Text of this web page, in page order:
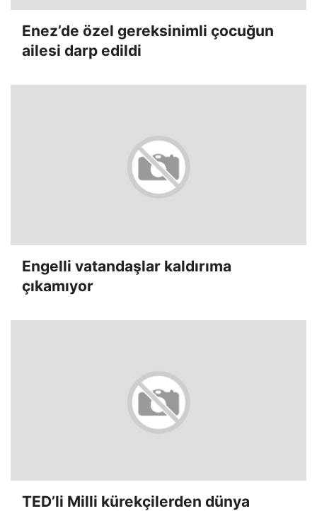
Enez’de özel gereksinimli çocuğun
ailesi darp edildi
Engelli vatandaşlar kaldırıma
çıkamıyor
TED’li Milli kürekçilerden dünya